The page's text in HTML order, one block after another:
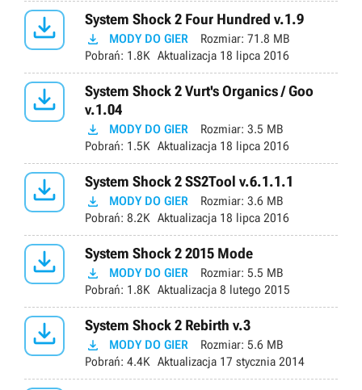
 System Shock 2 Four Hundred v.1.9
 MODY DO GIER Rozmiar: 71.8 MB
Pobrań: 1.8K Aktualizacja 18 lipca 2016

System Shock 2 Vurt's Organics / Goo
v.1.04
 MODY DO GIER Rozmiar: 3.5 MB
Pobrań: 1.5K Aktualizacja 18 lipca 2016
 System Shock 2 SS2Tool v.6.1.1.1
 MODY DO GIER Rozmiar: 3.6 MB
Pobrań: 8.2K Aktualizacja 18 lipca 2016
 System Shock 2 2015 Mode
 MODY DO GIER Rozmiar: 5.5 MB
Pobrań: 1.8K Aktualizacja 8 lutego 2015
 System Shock 2 Rebirth v.3
 MODY DO GIER Rozmiar: 5.6 MB
Pobrań: 4.4K Aktualizacja 17 stycznia 2014